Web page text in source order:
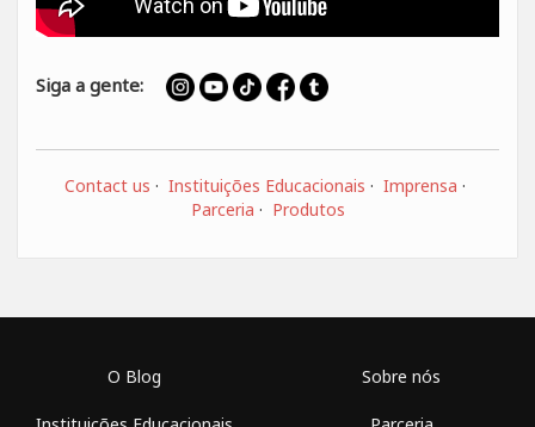
Siga a gente:
Contact us · Instituições Educacionais · Imprensa ·
Parceria · Produtos
O Blog Sobre nós